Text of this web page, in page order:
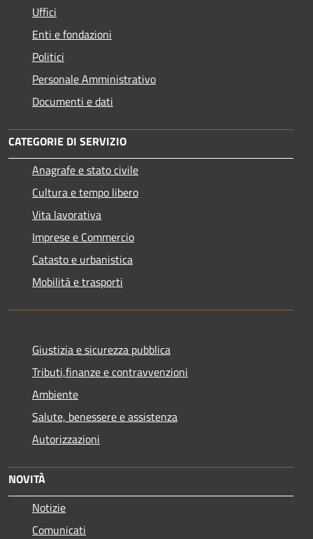
Uffici
Enti e fondazioni
Politici
Personale Amministrativo
Documenti e dati
CATEGORIE DI SERVIZIO
Anagrafe e stato civile
Cultura e tempo libero
Vita lavorativa
Imprese e Commercio
Catasto e urbanistica
Mobilità e trasporti
Giustizia e sicurezza pubblica
Tributi,finanze e contravvenzioni
Ambiente
Salute, benessere e assistenza
Autorizzazioni
NOVITÀ
Notizie
Comunicati